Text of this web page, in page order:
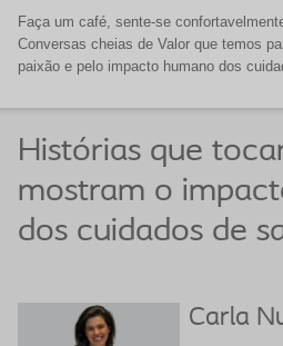
Faça um café, sente-se
Conversas cheias de Valor que temos
paixão e pelo impacto humano dos
Histórias que
mostram o
dos cuidados de
Carla